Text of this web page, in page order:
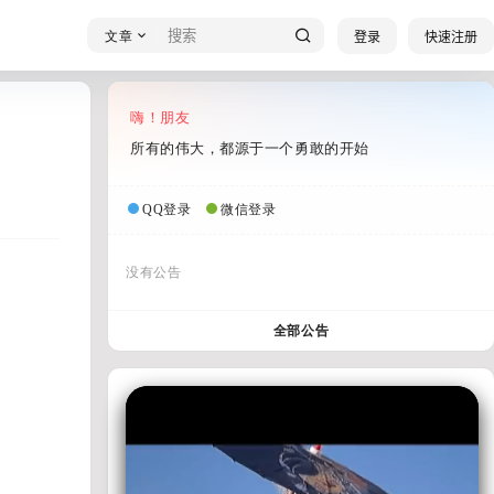
文章 登录 快速注册
嗨！朋友
所有的伟大，都源于一个勇敢的开始
QQ登录 微信登录
没有公告
全部公告